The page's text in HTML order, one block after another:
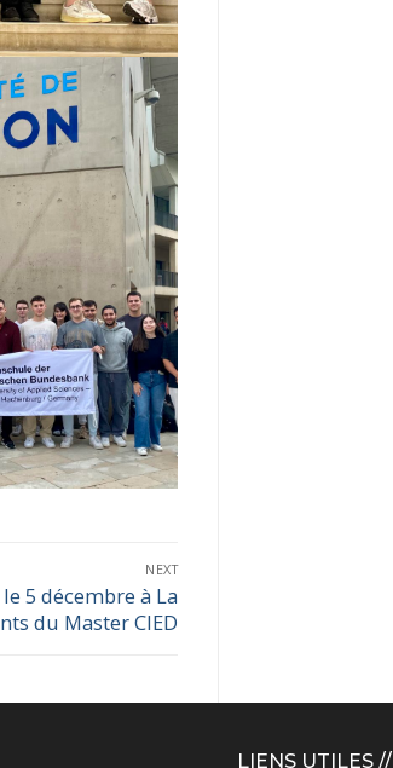
NEXT
5 décembre à La
du Master CIED
LIENS UTILES //